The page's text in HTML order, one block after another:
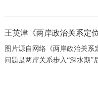
那个？思前想后，人们发现按
问题都牵扯在一起。于是，人
王英津《两岸政治关系定
图片源自网络《两岸政治关
问题是两岸关系步入“深水期